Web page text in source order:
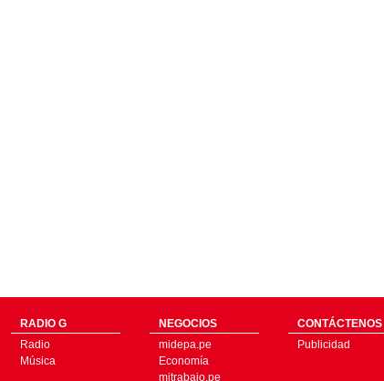
RADIO G
Radio
Música
NEGOCIOS
midepa.pe
Economía
mitrabajo.pe
CONTÁCTENOS
Publicidad